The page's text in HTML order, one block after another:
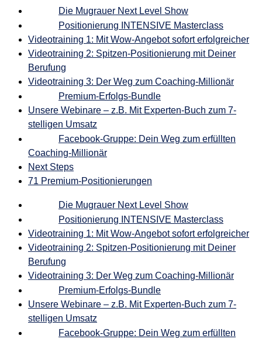
Die Mugrauer Next Level Show
Positionierung INTENSIVE Masterclass
Videotraining 1: Mit Wow-Angebot sofort erfolgreicher
Videotraining 2: Spitzen-Positionierung mit Deiner
Berufung
Videotraining 3: Der Weg zum Coaching-Millionär
Premium-Erfolgs-Bundle
Unsere Webinare – z.B. Mit Experten-Buch zum 7-
stelligen Umsatz
Facebook-Gruppe: Dein Weg zum erfüllten
Coaching-Millionär
Next Steps
71 Premium-Positionierungen
Die Mugrauer Next Level Show
Positionierung INTENSIVE Masterclass
Videotraining 1: Mit Wow-Angebot sofort erfolgreicher
Videotraining 2: Spitzen-Positionierung mit Deiner
Berufung
Videotraining 3: Der Weg zum Coaching-Millionär
Premium-Erfolgs-Bundle
Unsere Webinare – z.B. Mit Experten-Buch zum 7-
stelligen Umsatz
Facebook-Gruppe: Dein Weg zum erfüllten